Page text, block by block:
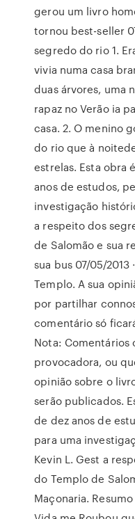
gerou um livro
tornou best-seller
segredo do rio 1.
vivia numa casa
duas árvores, uma
rapaz no Verão ia
casa. 2. O menino
do rio que à
estrelas. Esta obra
anos de estudos,
investigação
a respeito dos
de Salomão e sua
sua bus 07/05/2013
Templo. A sua
por partilhar
comentário só
Nota: Comentários
provocadora, ou
opinião sobre o
serão publicados.
de dez anos de
para uma
Kevin L. Gest a
do Templo de
Maçonaria.